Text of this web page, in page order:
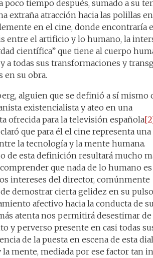
poco tiempo después, sumado a su
extraña atracción hacia las polillas
en el cine, donde encontraría
entre el artificio y lo humano, la
científica” que tiene al cuerpo
a todas sus transformaciones y
en su obra.
alguien que se definió a sí mismo
existencialista y ateo en una
ofrecida para la televisión española
que para él el cine representa una
la tecnología y la mente humana.
de esta definición resultará mucho
que nada de lo humano es
intereses del director, comúnmente
de demostrar cierta gelidez en su
afectivo hacia la conducta de
atenta nos permitirá desestimar
y perverso presente en casi todas
de la puesta en escena de esta
la mente, mediada por ese factor tan